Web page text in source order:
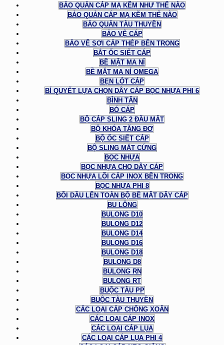
BẢO QUẢN CÁP MẠ KẼM NHƯ THẾ NÀO
BẢO QUẢN CÁP MẠ KẼM THẾ NÀO
BẢO QUẢN TÀU THUYỀN
BẢO VỆ CÁP
BẢO VỆ SỢI CÁP THÉP BÊN TRONG
BẮT ỐC SIẾT CÁP
BỀ MẶT MA NÍ
BỀ MẶT MA NÍ OMEGA
BẸN LÓT CÁP
BÍ QUYẾT LỰA CHỌN DÂY CÁP BỌC NHỰA PHI 6
BÌNH TÂN
BÓ CÁP
BỘ CÁP SLING 2 ĐẦU MẮT
BỘ KHÓA TĂNG ĐƠ
BỘ ỐC SIẾT CÁP
BỘ SLING MẮT CỨNG
BỌC NHỰA
BỌC NHỰA CHO DÂY CÁP
BỌC NHỰA LÕI CÁP INOX BÊN TRONG
BỌC NHỰA PHI 8
BÔI DẦU LÊN TOÀN BỘ BỀ MẶT DÂY CÁP
BU LÔNG
BULONG D10
BULONG D12
BULONG D14
BULONG D16
BULONG D18
BULONG D8
BULONG RN
BULONG RT
BUỘC TÀU PP
BUỘC TÀU THUYỀN
CÁC LOẠI CÁP CHỐNG XOẮN
CÁC LOẠI CÁP INOX
CÁC LOẠI CÁP LỤA
CÁC LOẠI CÁP LỤA PHI 4